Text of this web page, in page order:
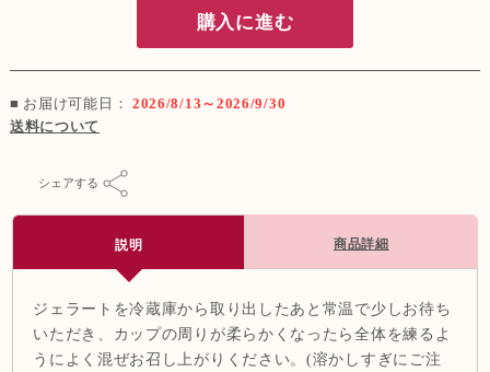
購入に進む
■ お届け可能日： 2026/8/13～2026/9/30
送料について
シェアする
説明 商品詳細
ジェラートを冷蔵庫から取り出したあと常温で少しお待ち
いただき、カップの周りが柔らかくなったら全体を練るよ
うによく混ぜお召し上がりください。(溶かしすぎにご注